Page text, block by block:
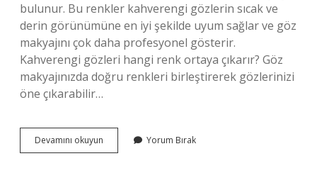
bulunur. Bu renkler kahverengi gözlerin sıcak ve
derin görünümüne en iyi şekilde uyum sağlar ve göz
makyajını çok daha profesyonel gösterir.
Kahverengi gözleri hangi renk ortaya çıkarır? Göz
makyajınızda doğru renkleri birleştirerek gözlerinizi
öne çıkarabilir…
Devamını okuyun Kahverengi
Göz
Yorum Bırak